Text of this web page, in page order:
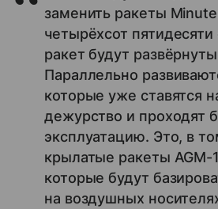
заменить ракеты
четырёхсот
ракет будут
Параллельно
которые уже ставятся
дежурство и проходят
эксплуатацию. Это, в
крылатые ракеты AGM-
которые будут
на воздушных